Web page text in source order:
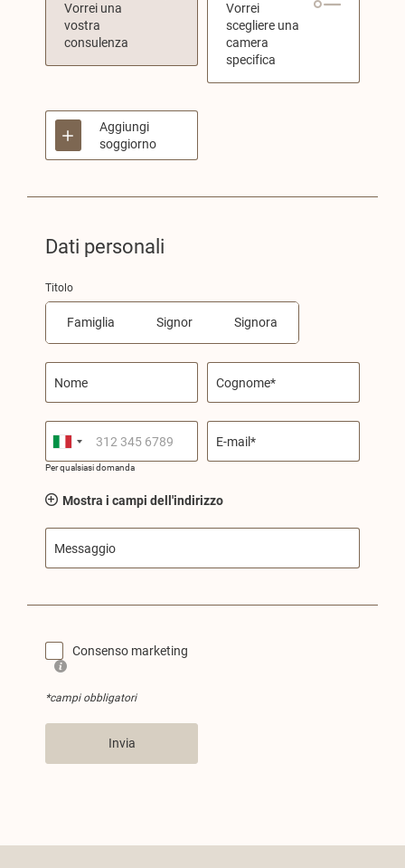
Vorrei una
vostra
consulenza
Vorrei
scegliere una
camera
specifica
Aggiungi
soggiorno
Dati personali
Titolo
Famiglia Signor Signora
Nome Cognome*
Per qualsiasi domanda
E-mail*
Mostra i campi dell'indirizzo
Messaggio
Consenso marketing
*campi obbligatori
Invia